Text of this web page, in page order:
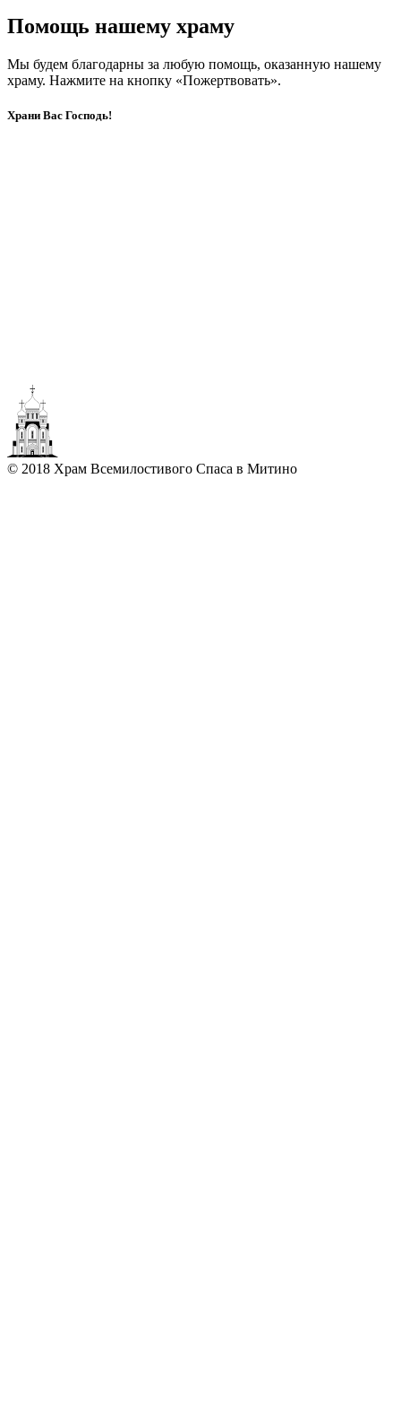
Помощь нашему храму
Мы будем благодарны за любую помощь, оказанную нашему
храму. Нажмите на кнопку «Пожертвовать».
Храни Вас Господь!
© 2018 Храм Всемилостивого Спаса в Митино